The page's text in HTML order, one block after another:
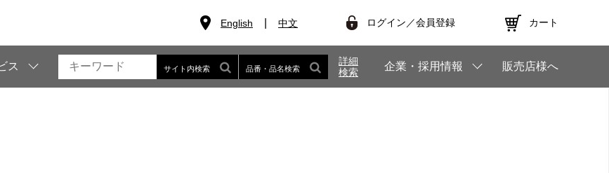
English 中文 ログイン／会員登録 カート
ス サイト内検索 品番・品名検索
詳細
検索
企業・採用情報 販売店様へ